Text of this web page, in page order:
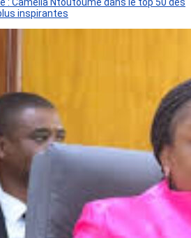
inspirantes